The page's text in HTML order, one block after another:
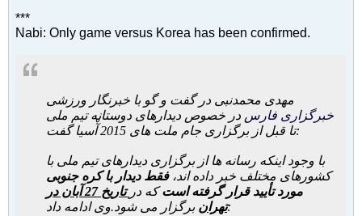
***
Nabi: Only game versus Korea has been confirmed.
مهدی محمدنبی در گفت و گو با خبرنگار ورزشی
خبرگزاری فارس در خصوص دیدارهای دوستانه تیم ملی
تا قبل از برگزاری جام ملت های 2015 آْسیا گفت:
با وجود اینکه رسانه ها از برگزاری دیدارهای تیم ملی با
کشورهای مختلف خبر داده اند،فقط دیدار با کره جنوبی
مورد تأیید قرار گرفته استکه در
تاریخ 27 آبان در
تهران برگزار می شود. وی ادامه داد: